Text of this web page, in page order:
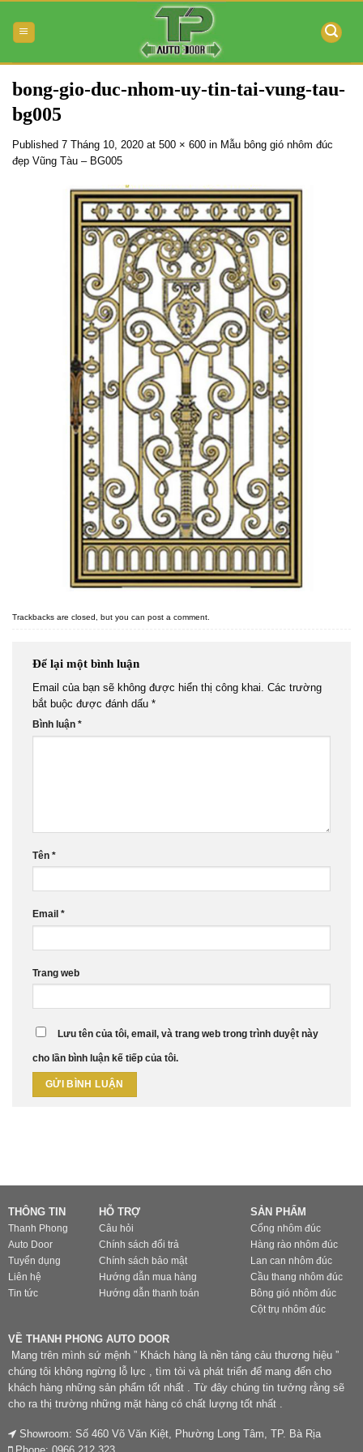
content
bong-gio-duc-nhom-uy-tin-tai-vung-tau-
bg005
Published 7 Tháng 10, 2020 at 500 × 600 in Mẫu bông gió nhôm đúc
đẹp Vũng Tàu – BG005
Trackbacks are closed, but you can post a comment
Để lại một bình luận
Email của bạn sẽ không được hiển thị công khai. Các trường
bắt buộc được đánh dấu *
Bình luận *
Tên *
Email *
Trang web
Lưu tên của tôi, email, và trang web trong trình duyệt này
cho lần bình luận kế tiếp của tôi.
THÔNG TIN
Thanh Phong
Auto Door
Tuyển dụng
Liên hệ
Tin tức
HỖ TRỢ
Câu hỏi
Chính sách đổi trả
Chính sách bảo mật
Hướng dẫn mua hàng
Hướng dẫn thanh toán
SẢN PHẨM
Cổng nhôm đúc
Hàng rào nhôm đúc
Lan can nhôm đúc
Cầu thang nhôm đúc
Bông gió nhôm đúc
Cột trụ nhôm đúc
VỀ THANH PHONG AUTO DOOR
Mang trên mình sứ mệnh ” Khách hàng là nền tảng cảu thương hiệu ”
chúng tôi không ngừng lỗ lực , tìm tòi và phát triển để mang đến cho
khách hàng những sản phẩm tốt nhất . Từ đây chúng tin tưởng rằng sẽ
cho ra thị trường những mặt hàng có chất lượng tốt nhất .
Showroom: Số 460 Võ Văn Kiệt, Phường Long Tâm, TP. Bà Rịa